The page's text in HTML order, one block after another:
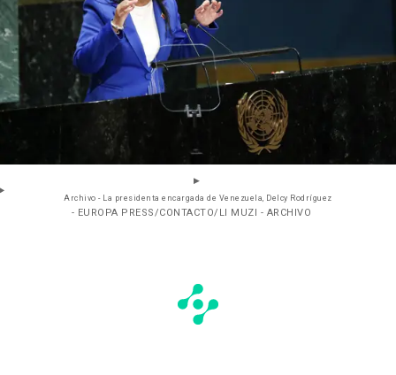
Archivo - La presidenta encargada de Venezuela, Delcy Rodríguez
- EUROPA PRESS/CONTACTO/LI MUZI - ARCHIVO